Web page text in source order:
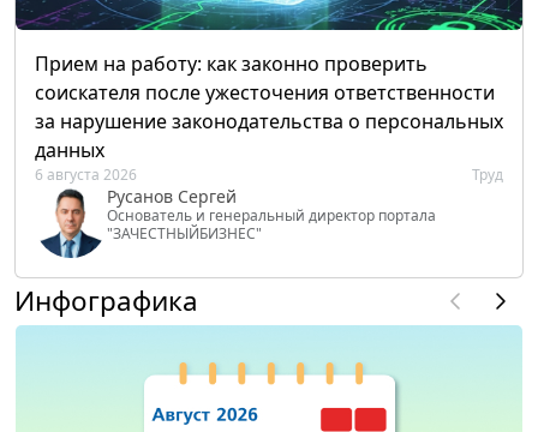
Прием на работу: как законно проверить
соискателя после ужесточения ответственности
за нарушение законодательства о персональных
данных
6 августа 2026 Труд
Русанов Сергей
Основатель и генеральный директор портала
"ЗАЧЕСТНЫЙБИЗНЕС"
Инфографика